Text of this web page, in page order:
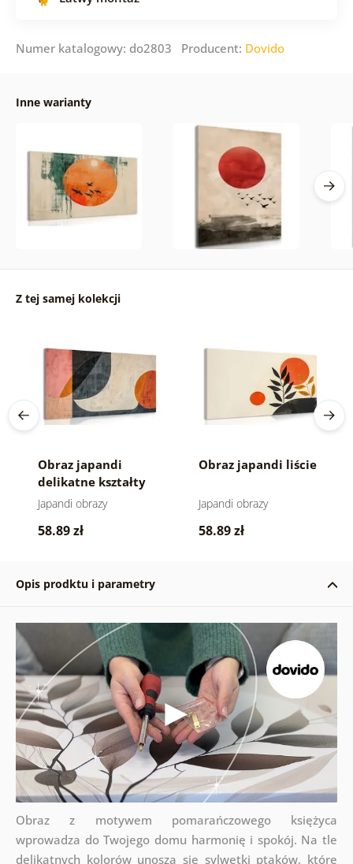
Numer katalogowy: do2803 Producent: Dovido
Inne warianty
Z tej samej kolekcji
Obraz japandi
delikatne kształty
Japandi obrazy
58.89 zł
Obraz japandi liście
Japandi obrazy
58.89 zł
Opis prodktu i parametry
Obraz z motywem pomarańczowego księżyca
wprowadza do Twojego domu harmonię i spokój. Na tle
delikatnych kolorów unoszą się sylwetki ptaków, które